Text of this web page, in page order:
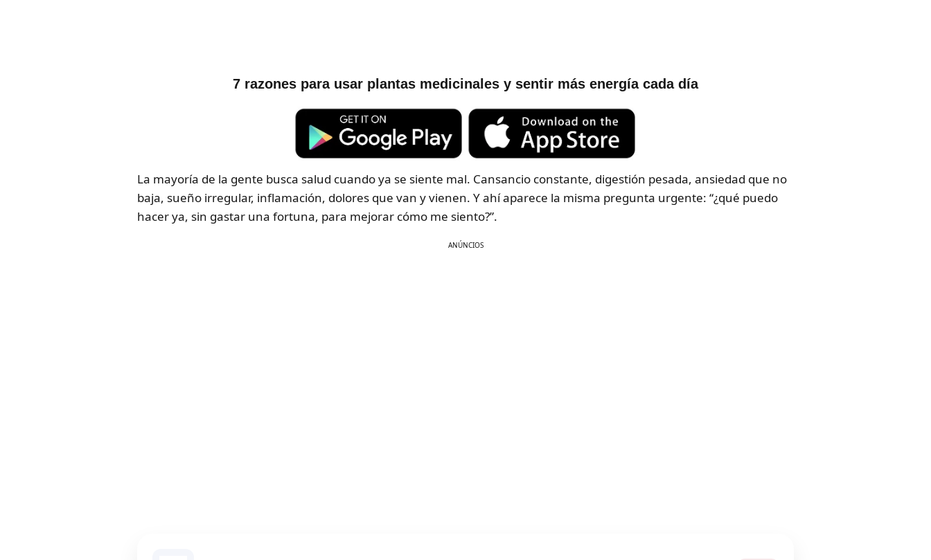
7 razones para usar plantas medicinales y sentir más energía cada día
La mayoría de la gente busca salud cuando ya se siente mal. Cansancio constante, digestión pesada, ansiedad que no
baja, sueño irregular, inflamación, dolores que van y vienen. Y ahí aparece la misma pregunta urgente: “¿qué puedo
hacer ya, sin gastar una fortuna, para mejorar cómo me siento?”.
ANÚNCIOS